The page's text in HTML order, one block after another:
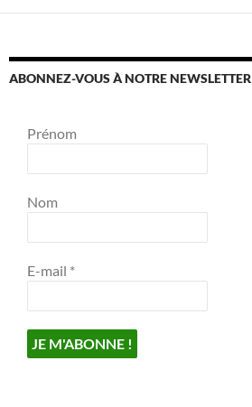
ABONNEZ-VOUS À NOTRE NEWSLETTER
Prénom
Nom
E-mail *